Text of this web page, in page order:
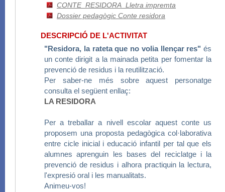
CONTE_RESIDORA_Lletra impremta
Dossier pedagògic Conte residora
DESCRIPCIÓ DE L'ACTIVITAT
"Residora, la rateta que no volia llençar res" és
un conte dirigit a la mainada petita per fomentar la
prevenció de residus i la reutilització.
Per saber-ne més sobre aquest personatge
consulta el següent enllaç:
LA RESIDORA
Per a treballar a nivell escolar aquest conte us
proposem una proposta pedagògica col·laborativa
entre cicle inicial i educació infantil per tal que els
alumnes aprenguin les bases del reciclatge i la
prevenció de residus i alhora practiquin la lectura,
l'expresió oral i les manualitats.
Animeu-vos!